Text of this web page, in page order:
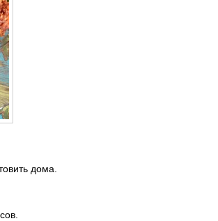
дома.